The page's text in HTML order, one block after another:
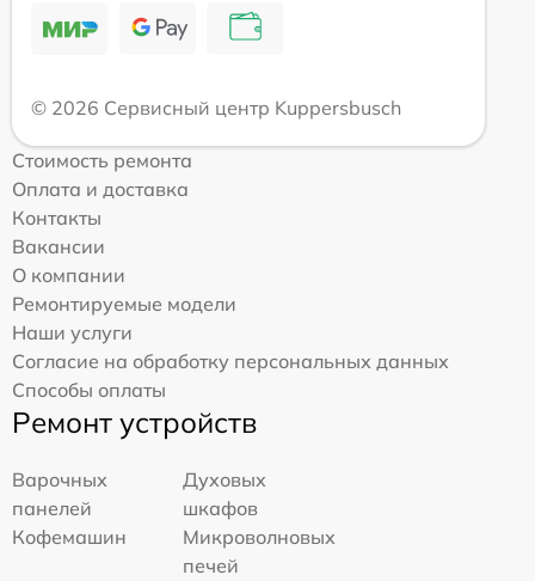
© 2026 Сервисный центр Kuppersbusch
Стоимость ремонта
Оплата и доставка
Контакты
Вакансии
О компании
Ремонтируемые модели
Наши услуги
Согласие на обработку персональных данных
Способы оплаты
Ремонт устройств
Варочных
панелей
Духовых
шкафов
Кофемашин
Микроволновых
печей